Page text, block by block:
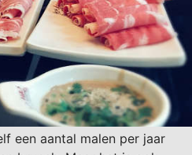
een aantal malen per jaar